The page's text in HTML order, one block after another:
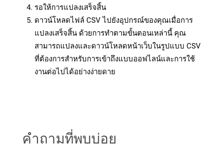
รอให้การแปลงเสร็จสิ้น
ดาวน์โหลดไฟล์ CSV ไปยังอุปกรณ์ของคุณเมื่อการ
แปลงเสร็จสิ้น ด้วยการทำตามขั้นตอนเหล่านี้ คุณ
สามารถแปลงและดาวน์โหลดหน้าเว็บในรูปแบบ CSV
ที่ต้องการสำหรับการเข้าถึงแบบออฟไลน์และการใช้
งานต่อไปได้อย่างง่ายดาย
คำถามที่พบบ่อย